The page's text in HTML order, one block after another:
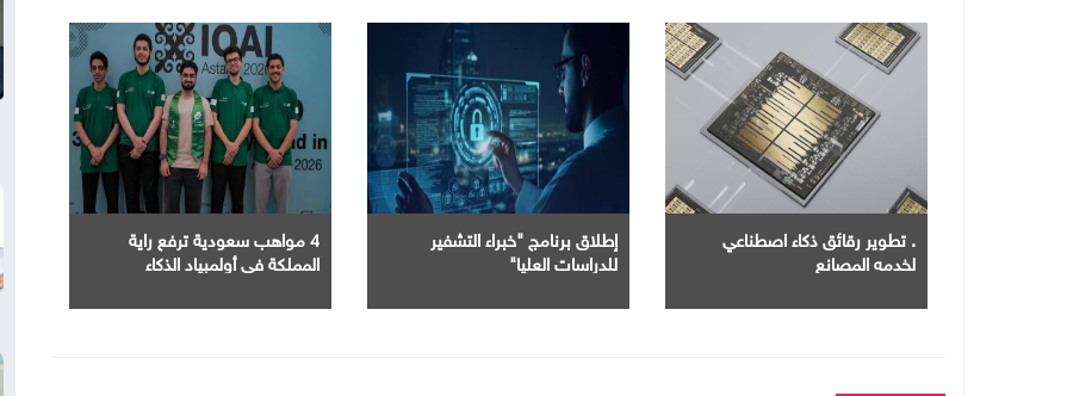
. تطوير رقائق ذكاء اصطناعي
لخدمه المصانع
إطلاق برنامج "خبراء التشفير
للدراسات العليا"
4 مواهب سعودية ترفع راية
المملكة في أولمبياد الذكاء